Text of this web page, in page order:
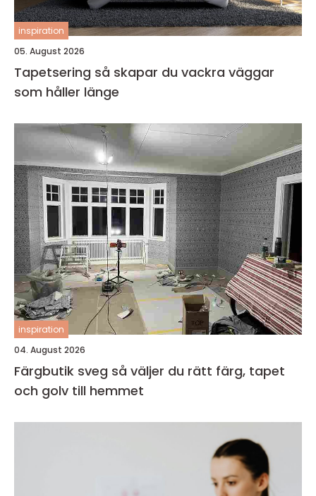
inspiration
05. August 2026
Tapetsering så skapar du vackra väggar
som håller länge
inspiration
04. August 2026
Färgbutik sveg så väljer du rätt färg, tapet
och golv till hemmet